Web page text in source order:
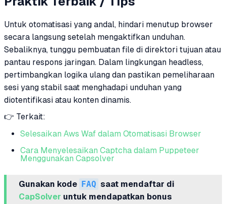
Untuk otomatisasi yang andal, hindari menutup browser
secara langsung setelah mengaktifkan unduhan.
Sebaliknya, tunggu pembuatan file di direktori tujuan atau
pantau respons jaringan. Dalam lingkungan headless,
pertimbangkan logika ulang dan pastikan pemeliharaan
sesi yang stabil saat menghadapi unduhan yang
diotentifikasi atau konten dinamis.
👉 Terkait:
Selesaikan Aws Waf dalam Otomatisasi Browser
Cara Menyelesaikan Captcha dalam Puppeteer
Menggunakan Capsolver
Gunakan kode FAQ saat mendaftar di
CapSolver untuk mendapatkan bonus